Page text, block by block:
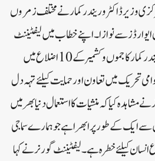
وزیر ڈاکٹر وریندر کمار نے مختلف زمروں
سے نوازا۔ اپنے خطاب میں لیفٹیننٹ
گورنر نے مرکزی وزیر ڈاکٹر وریندر کمار کا جموں و کشمیر کے 10 اضلاع میں
تحریک میں تعاون اور حمایت کیلئے تہہ دل
مشاہدہ کیا کہ منشیات کا استعمال دنیا بھر میں
ایک کے طور پر ابھرا ہے جو ہمارے سماجی
انسان کیلئے خطرہ ہے ۔ لیفٹیننٹ گورنر نے کہا